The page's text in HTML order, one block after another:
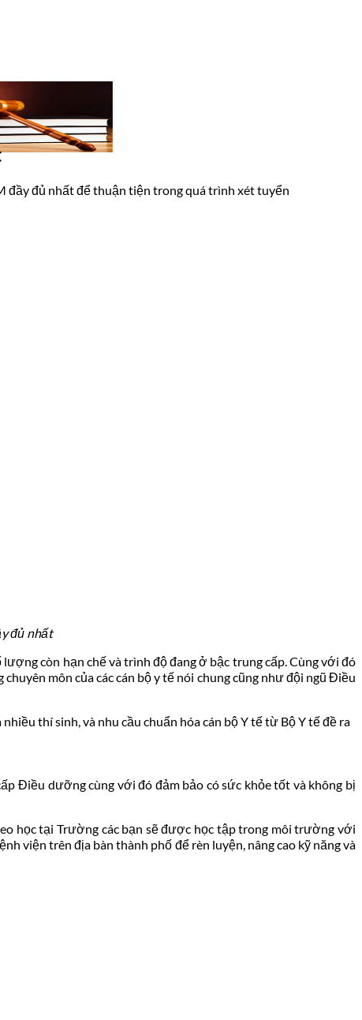
đầy đủ nhất để thuận tiện trong quá trình xét tuyển
đủ nhất
còn hạn chế và trình độ đang ở bậc trung cấp. Cùng với đó
môn của các cán bộ y tế nói chung cũng như đội ngũ Điều
thí sinh, và nhu cầu chuẩn hóa cán bộ Y tế từ Bộ Y tế đề ra
Điều dưỡng cùng với đó đảm bảo có sức khỏe tốt và không bị
học tại Trường các bạn sẽ được học tập trong môi trường với
viện trên địa bàn thành phố để rèn luyện, nâng cao kỹ năng và